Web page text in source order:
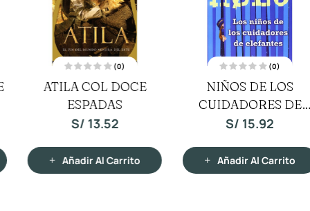
a
l
o
0
e
(0)
NIÑOS DE LOS
CUIDADORES DE
ELEFANTES
15.92
Añadir Al Carrito
o
r
o
0
e
(0)
AUSCHWITZ Y
DESPUES III LA
MEDIDA DE
14.39
Añadir Al Carrito